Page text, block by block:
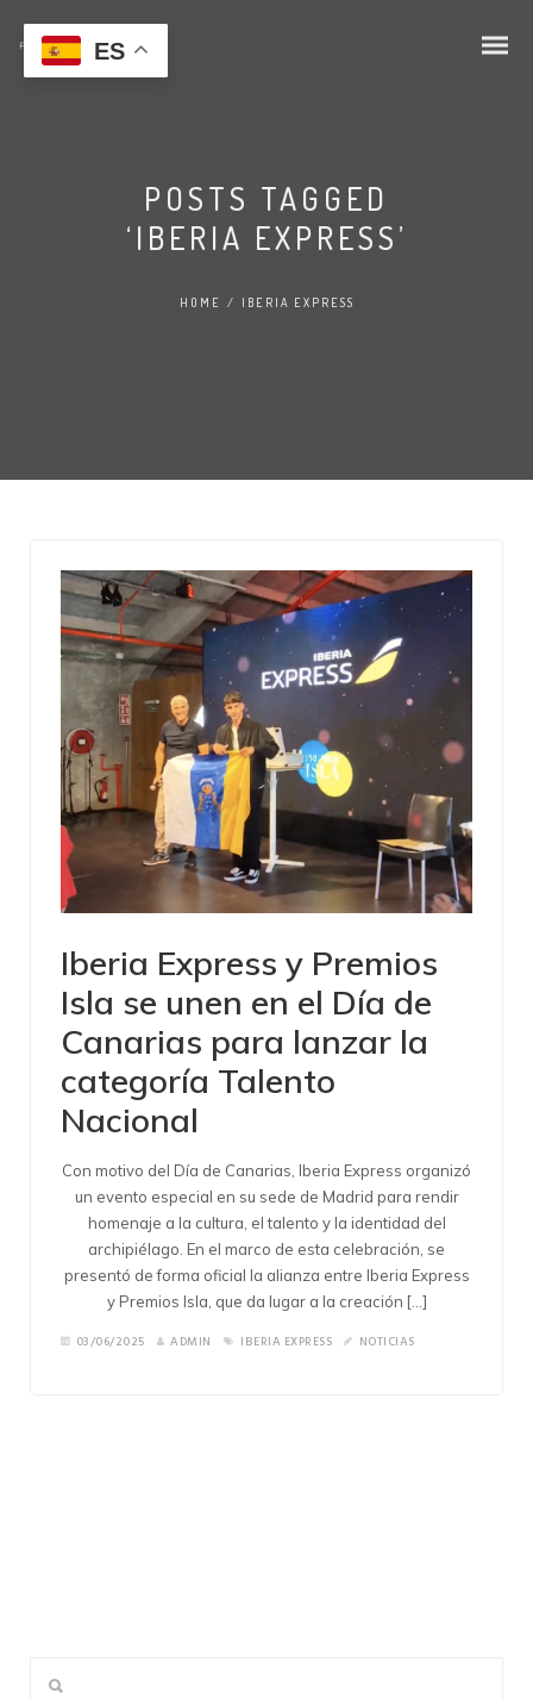
POSTS TAGGED
‘IBERIA EXPRESS’
HOME / IBERIA EXPRESS
Iberia Express y Premios
Isla se unen en el Día de
Canarias para lanzar la
categoría Talento
Nacional
Con motivo del Día de Canarias, Iberia Express organizó
un evento especial en su sede de Madrid para rendir
homenaje a la cultura, el talento y la identidad del
archipiélago. En el marco de esta celebración, se
presentó de forma oficial la alianza entre Iberia Express
y Premios Isla, que da lugar a la creación […]
03/06/2025 ADMIN IBERIA EXPRESS NOTICIAS
ES